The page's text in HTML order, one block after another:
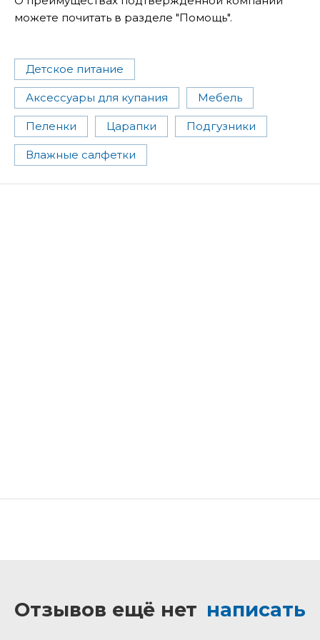
можете почитать в разделе "Помощь".
Детское питание
Аксессуары для купания Мебель
Пеленки Царапки Подгузники
Влажные салфетки
Отзывов ещё нет написать